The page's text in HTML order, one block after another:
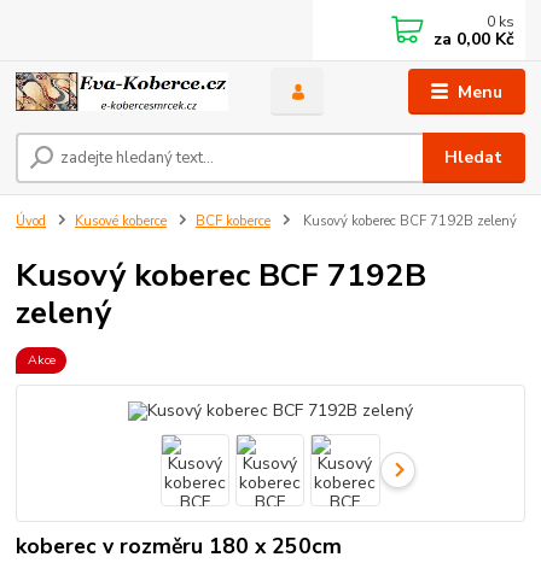
Menu
Hledat
0 ks
za 0,00 Kč
Úvod Kusové koberce BCF koberce Kusový koberec BCF 7192B zelený
Kusový koberec BCF 7192B
zelený
Akce
koberec v rozměru 180 x 250cm